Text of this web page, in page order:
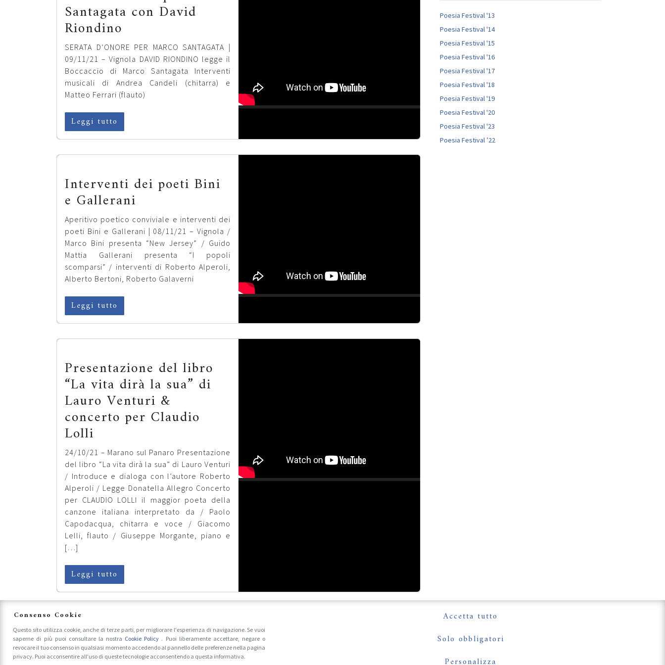
Santagata con David
Riondino
SERATA D’ONORE PER MARCO SANTAGATA |
09/11/21 – Vignola DAVID RIONDINO legge il
Boccaccio di Marco Santagata Interventi
musicali di Andrea Candeli (chitarra) e
Matteo Ferrari (flauto)
Leggi tutto
Interventi dei poeti Bini
e Gallerani
Aperitivo poetico conviviale e interventi dei
poeti Bini e Gallerani | 08/11/21 – Vignola /
Marco Bini presenta “New Jersey” / Guido
Mattia Gallerani presenta “I popoli
scomparsi” / interventi di Roberto Alperoli,
Alberto Bertoni, Roberto Galaverni
Leggi tutto
Presentazione del libro
“La vita dirà la sua” di
Lauro Venturi &
concerto per Claudio
Lolli
24/10/21 – Marano sul Panaro Presentazione
del libro “La vita dirà la sua” di Lauro Venturi
/ Introduce e dialoga con l’autore Roberto
Alperoli / Legge Donatella Allegro Concerto
per CLAUDIO LOLLI il maggior poeta della
canzone italiana interpretato da / Paolo
Capodacqua, chitarra e voce / Giacomo
Lelli, flauto / Giuseppe Morgante, piano e
[…]
Leggi tutto
Incontro con i poeti
Serragnoli, Sorrentino,
Poesia Festival '13
Poesia Festival '14
Poesia Festival '15
Poesia Festival '16
Poesia Festival '17
Poesia Festival '18
Poesia Festival '19
Poesia Festival '20
Poesia Festival '23
Poesia Festival ’22
Consenso Cookie
Questo sito utilizza cookie, anche di terze parti, per migliorare l'esperienza di navigazione. Se vuoi
saperne di più puoi consultare la nostra Cookie Policy . Puoi liberamente accettare, negare o
revocare il tuo consenso in qualsiasi momento accedendo al pannello delle preferenze nella pagina
privacy. Puoi acconsentire all'uso di queste tecnologie acconsentendo a questa informativa.
Accetta tutto
Solo obbligatori
Personalizza